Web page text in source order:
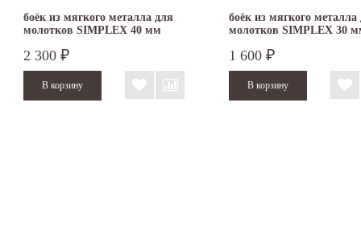
боёк из мягкого металла для
молотков SIMPLEX 40 мм
2 300 ₽
боёк из мягкого металла
молотков SIMPLEX 30
1 600 ₽